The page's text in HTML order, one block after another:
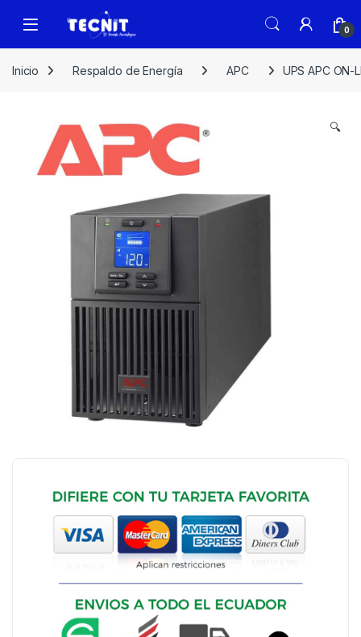
0
Inicio Respaldo de Energía APC UPS APC ON-
🔍